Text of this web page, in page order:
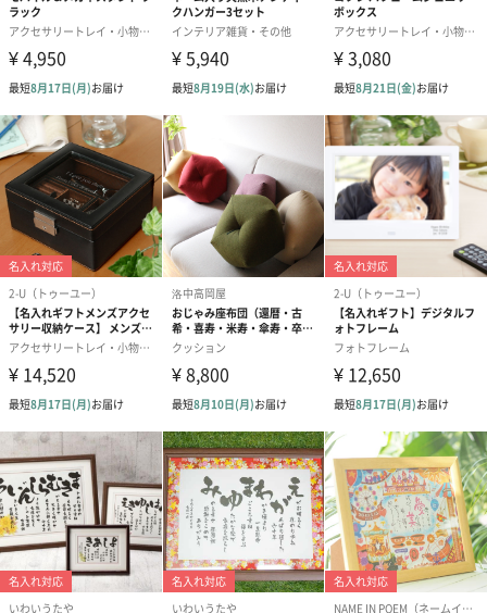
シーズンブーケ（ひま
わり）（1,880円）
ブーケ（ホワイトグリ
ーン）（1,650円）
ブーケ（ピン
（1,650円）
ドライフラワー・プリザーブドフラワー
自然のお花で作ったドライフラワー・プリザーブドフラワーを同
梱します。
一部花材が写真と異なる場合がございます。予めご了承くださ
い。パッケージに入れてお届けします。
プリザーブドフラワー
ブーケ（ピンク）
（2,580円）
プリザーブドフラワー
ブーケ（ブルー）
（2,580円）
アミュレット
ク）（1,500円